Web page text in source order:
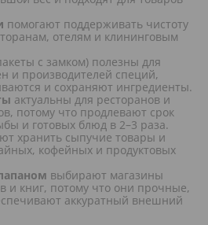
помогают поддерживать чистоту
отелям и клининговым
с замком) полезны для
и производителей специй,
и сохраняют ингредиенты.
актуальны для ресторанов и
потому что продлевают срок
и готовых блюд в 2–3 раза.
хранить сыпучие товары и
кофейных и продуктовых
выбирают магазины
и книг, потому что они прочные,
аккуратный внешний